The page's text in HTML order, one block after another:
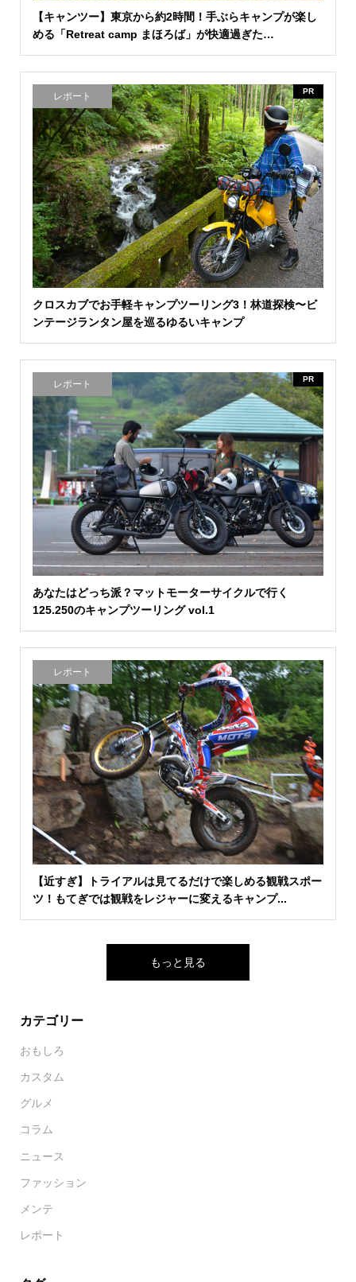
【キャンツー】東京から約2時間！手ぶらキャンプが楽し
める「Retreat camp まほろば」が快適過ぎた…
レポート PR
クロスカブでお手軽キャンプツーリング3！林道探検〜ビ
ンテージランタン屋を巡るゆるいキャンプ
レポート PR
あなたはどっち派？マットモーターサイクルで行く
125.250のキャンプツーリング vol.1
レポート
【近すぎ】トライアルは見てるだけで楽しめる観戦スポー
ツ！もてぎでは観戦をレジャーに変えるキャンプ...
もっと見る
カテゴリー
おもしろ
カスタム
グルメ
コラム
ニュース
ファッション
メンテ
レポート